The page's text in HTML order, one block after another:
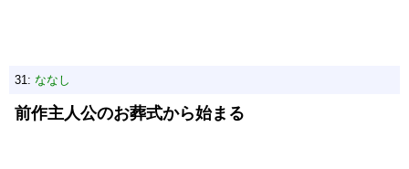
31: ななし
前作主人公のお葬式から始まる